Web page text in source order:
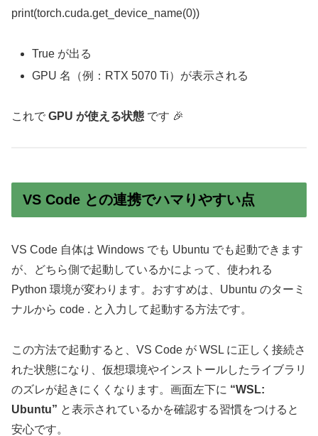
print(torch.cuda.get_device_name(0))
True が出る
GPU 名（例：RTX 5070 Ti）が表示される
これで GPU が使える状態 です 🎉
VS Code との連携でハマりやすい点
VS Code 自体は Windows でも Ubuntu でも起動できます
が、どちら側で起動しているかによって、使われる
Python 環境が変わります。おすすめは、Ubuntu のターミ
ナルから code . と入力して起動する方法です。
この方法で起動すると、VS Code が WSL に正しく接続さ
れた状態になり、仮想環境やインストールしたライブラリ
のズレが起きにくくなります。画面左下に “WSL:
Ubuntu” と表示されているかを確認する習慣をつけると
安心です。